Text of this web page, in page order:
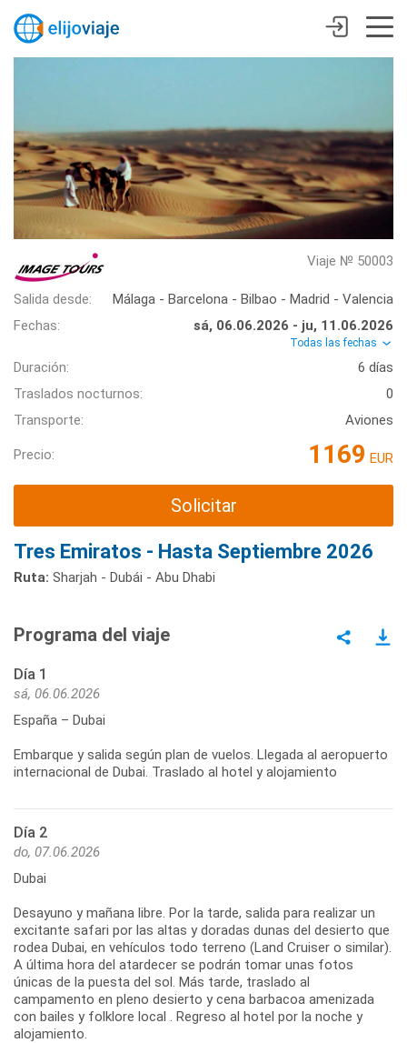
Viaje № 50003
Salida desde:
Málaga - Barcelona - Bilbao - Madrid - Valencia
Fechas:
sá, 06.06.2026 - ju, 11.06.2026
Todas las fechas
Duración:
6 días
Traslados nocturnos:
0
Transporte:
Aviones
Precio: 1169 EUR
Solicitar
Tres Emiratos - Hasta Septiembre 2026
Ruta: Sharjah - Dubái - Abu Dhabi
Programa del viaje
Día 1
sá, 06.06.2026
España – Dubai
Embarque y salida según plan de vuelos. Llegada al aeropuerto
internacional de Dubai. Traslado al hotel y alojamiento
Día 2
do, 07.06.2026
Dubai
Desayuno y mañana libre. Por la tarde, salida para realizar un
excitante safari por las altas y doradas dunas del desierto que
rodea Dubai, en vehículos todo terreno (Land Cruiser o similar).
A última hora del atardecer se podrán tomar unas fotos
únicas de la puesta del sol. Más tarde, traslado al
campamento en pleno desierto y cena barbacoa amenizada
con bailes y folklore local . Regreso al hotel por la noche y
alojamiento.